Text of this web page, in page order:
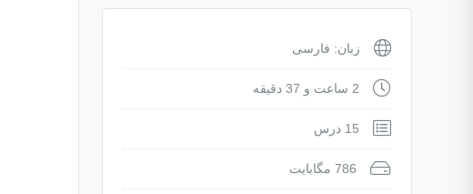
زبان: فارسی
2 ساعت و 37 دقیقه
15 درس
786 مگابایت